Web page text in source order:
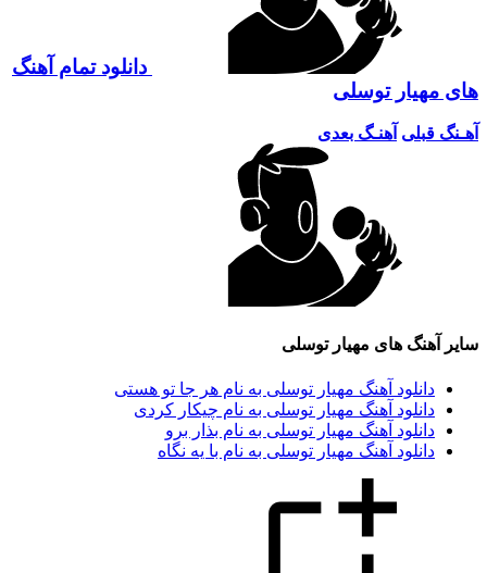
دانلود تمام آهنگ
توسلی
قبلی آهنـگ بعدی
آهنگ های مهیار توسلی
دانلود آهنگ مهیار توسلی به نام هر جا تو هستی
دانلود آهنگ مهیار توسلی به نام چیکار کردی
دانلود آهنگ مهیار توسلی به نام بذار برو
دانلود آهنگ مهیار توسلی به نام با یه نگاه